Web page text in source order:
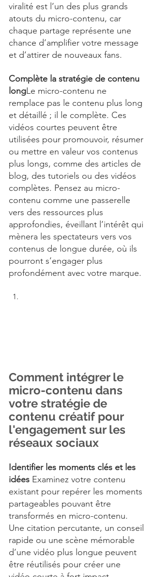
viralité est l’un des plus grands
atouts du micro-contenu, car
chaque partage représente une
chance d’amplifier votre message
et d’attirer de nouveaux fans.
Complète la stratégie de contenu
longLe micro-contenu ne
remplace pas le contenu plus long
et détaillé ; il le complète. Ces
vidéos courtes peuvent être
utilisées pour promouvoir, résumer
ou mettre en valeur vos contenus
plus longs, comme des articles de
blog, des tutoriels ou des vidéos
complètes. Pensez au micro-
contenu comme une passerelle
vers des ressources plus
approfondies, éveillant l’intérêt qui
mènera les spectateurs vers vos
contenus de longue durée, où ils
pourront s’engager plus
profondément avec votre marque.
Comment intégrer le
micro-contenu dans
votre stratégie de
contenu créatif pour
l'engagement sur les
réseaux sociaux
Identifier les moments clés et les
idées Examinez votre contenu
existant pour repérer les moments
partageables pouvant être
transformés en micro-contenu.
Une citation percutante, un conseil
rapide ou une scène mémorable
d’une vidéo plus longue peuvent
être réutilisés pour créer une